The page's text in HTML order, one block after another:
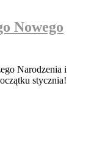
Nowego
Narodzenia i
stycznia!